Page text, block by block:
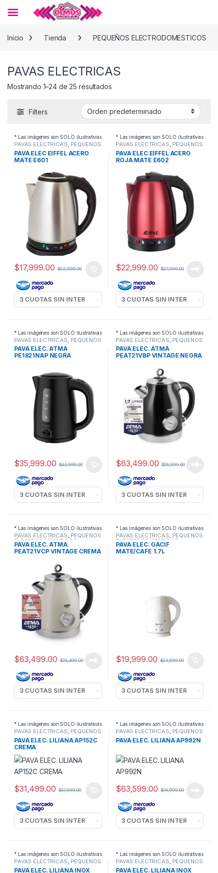
Inicio
Tienda PEQUEÑOS ELECTRODOMESTICOS
PAVAS ELECTRICAS
Mostrando 1–24 de 25 resultados
Filters
* Las imágenes son SOLO ilustrativas
PAVAS ELECTRICAS, PEQUEÑOS
ELECTRODOMESTICOS
PAVA ELEC EIFFEL ACERO
MATE E601
$17,999.00 $22,999.00
* Las imágenes son SOLO ilustrativas
PAVAS ELECTRICAS, PEQUEÑOS
ELECTRODOMESTICOS
PAVA ELEC EIFFEL ACERO
ROJA MATE E602
$22,999.00 $27,999.00
* Las imágenes son SOLO ilustrativas
PAVAS ELECTRICAS PEQUEÑOS
ELECTRODOMESTICOS
PAVA ELEC. ATMA
PE1821NAP NEGRA
$35,999.00 $43,999.00
* Las imágenes son SOLO ilustrativas
PAVAS ELECTRICAS PEQUEÑOS
ELECTRODOMESTICOS
PAVA ELEC. ATMA
PEAT21VBP VINTAGE NEGRA
$63,499.00 $74,999.00
* Las imágenes son SOLO ilustrativas
PAVAS ELECTRICAS, PEQUEÑOS
ELECTRODOMESTICOS
PAVA ELEC. ATMA
PEAT21VCP VINTAGE CREMA
$63,499.00 $74,499.00
* Las imágenes son SOLO ilustrativas
PAVAS ELECTRICAS, PEQUEÑOS
ELECTRODOMESTICOS
PAVA ELEC. GACIF
MATE/CAFE 1.7L
$19,999.00 $23,599.00
* Las imágenes son SOLO ilustrativas
PAVAS ELECTRICAS, PEQUEÑOS
ELECTRODOMESTICOS
PAVA ELEC. LILIANA AP152C
CREMA
$31,499.00 $37,999.00
* Las imágenes son SOLO ilustrativas
PAVAS ELECTRICAS, PEQUEÑOS
ELECTRODOMESTICOS
PAVA ELEC. LILIANA AP992N
$63,599.00 $74,999.00
* Las imágenes son SOLO ilustrativas
PAVAS ELECTRICAS, PEQUEÑOS
ELECTRODOMESTICOS
PAVA ELEC. LILIANA INOX
* Las imágenes son SOLO ilustrativas
PAVAS ELECTRICAS, PEQUEÑOS
ELECTRODOMESTICOS
PAVA ELEC. LILIANA INOX